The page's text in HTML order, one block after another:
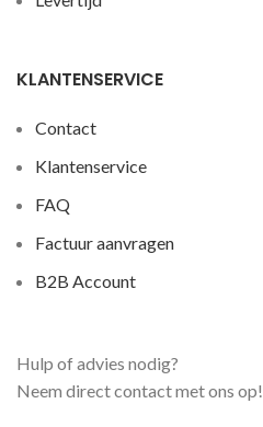
KLANTENSERVICE
Contact
Klantenservice
FAQ
Factuur aanvragen
B2B Account
Hulp of advies nodig?
Neem direct contact met ons op!